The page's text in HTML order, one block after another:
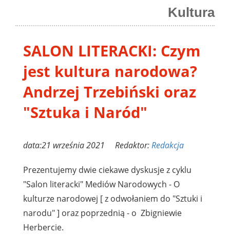
Kultura
SALON LITERACKI: Czym
jest kultura narodowa?
Andrzej Trzebiński oraz
"Sztuka i Naród"
data:21 września 2021 Redaktor:Redakcja
Prezentujemy dwie ciekawe dyskusje z cyklu
"Salon literacki" Mediów Narodowych - O
kulturze narodowej [ z odwołaniem do "Sztuki i
narodu" ] oraz poprzednią - o Zbigniewie
Herbercie.